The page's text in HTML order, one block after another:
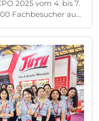
2025 vom 4. bis 7.
Fachbesucher aus
nahmen an der ...